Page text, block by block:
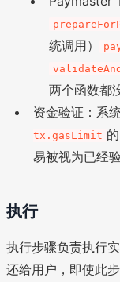
统调用）
两个函数都
资金验证：系
tx.gasLimit
易被视为已经
执行
执行步骤负责执行
还给用户，即使此